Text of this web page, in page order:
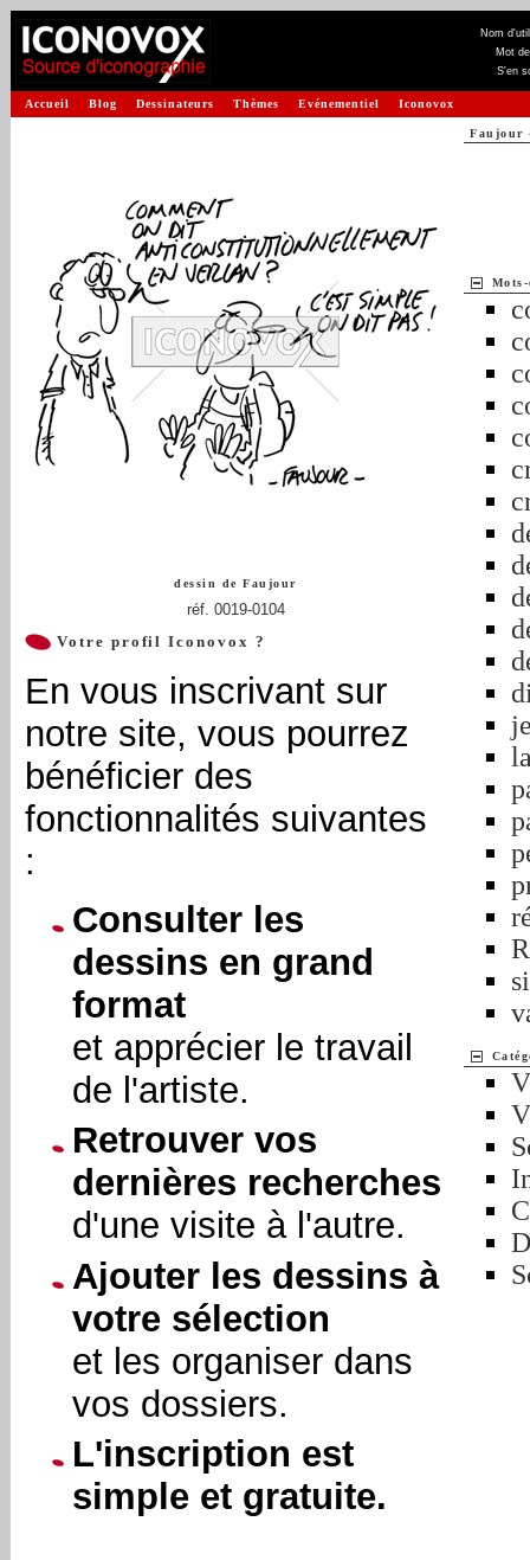
Nom
Mot
S'en
Accueil Blog Dessinateurs Thèmes Evénementiel Iconovox
dessin deFaujour
réf. 0019-0104
Votre profil Iconovox ?
En vous inscrivant sur
notre site, vous pourrez
bénéficier des
fonctionnalités suivantes
:
Consulter les
dessins en grand
format
et apprécier le travail
de l'artiste.
Retrouver vos
dernières recherches
d'une visite à l'autre.
Ajouter les dessins à
votre sélection
et les organiser dans
vos dossiers.
L'inscription est
simple et gratuite.
Faujour